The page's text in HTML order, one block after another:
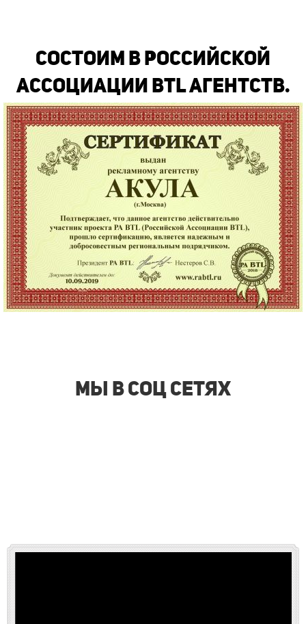
Состоим в Российской
Ассоциации BTL Агентств.
Мы в соц сетях